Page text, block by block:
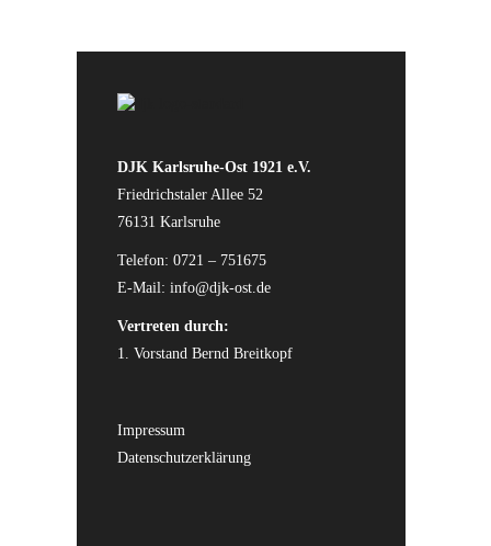
DJK Karlsruhe-Ost 1921 e.V.
Friedrichstaler Allee 52
76131 Karlsruhe
Telefon: 0721 – 751675
E-Mail: info@djk-ost.de
Vertreten durch:
1. Vorstand Bernd Breitkopf
Impressum
Datenschutzerklärung